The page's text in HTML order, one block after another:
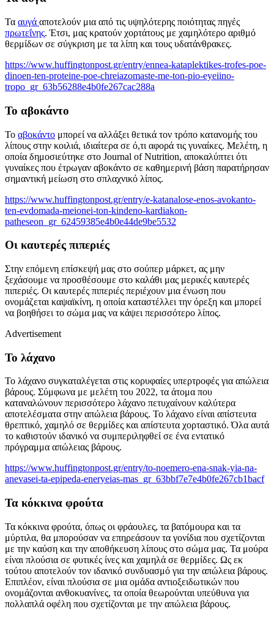
Τα αυγά αποτελούν μια από τις υψηλότερης ποιότητας πηγές
πρωτεΐνης. Έτσι, μας κρατούν χορτάτους με χαμηλότερο αριθμό
θερμίδων σε σύγκριση με τα λίπη και τους υδατάνθρακες.
https://www.huffingtonpost.gr/entry/ennea-kataplektikes-trofes-poe-
dinoen-ten-proteine-poe-chreiazomaste-me-ton-pio-eyeiino-
tropo_gr_63b56288e4b0fe267cac288a
Το αβοκάντο
Το αβοκάντο μπορεί να αλλάξει θετικά τον τρόπο κατανομής του
λίπους στην κοιλιά, ιδιαίτερα σε ό,τι αφορά τις γυναίκες. Μελέτη, η
οποία δημοσιεύτηκε στο Journal of Nutrition, αποκαλύπτει ότι
γυναίκες που έτρωγαν αβοκάντο σε καθημερινή βάση παρατήρησαν
σημαντική μείωση στο σπλαχνικό λίπος.
https://www.huffingtonpost.gr/entry/e-katanalose-enos-avokanto-
ten-evdomada-meionei-ton-kindeno-kardiakon-
patheseon_gr_62459385e4b0e44de9be5532
Οι καυτερές πιπεριές
Στην επόμενη επίσκεψή μας στο σούπερ μάρκετ, ας μην
ξεχάσουμε να προσθέσουμε στο καλάθι μας μερικές καυτερές
πιπεριές. Οι καυτερές πιπεριές περιέχουν μια ένωση που
ονομάζεται καψαϊκίνη, η οποία καταστέλλει την όρεξη και μπορεί
να βοηθήσει το σώμα μας να κάψει περισσότερο λίπος.
Advertisement
Το λάχανο
Το λάχανο συγκαταλέγεται στις κορυφαίες υπερτροφές για απώλεια
βάρους. Σύμφωνα με μελέτη του 2022, τα άτομα που
καταναλώνουν περισσότερο λάχανο πετυχαίνουν καλύτερα
αποτελέσματα στην απώλεια βάρους. Το λάχανο είναι απίστευτα
θρεπτικό, χαμηλό σε θερμίδες και απίστευτα χορταστικό. Όλα αυτά
το καθιστούν ιδανικό να συμπεριληφθεί σε ένα εντατικό
πρόγραμμα απώλειας βάρους.
https://www.huffingtonpost.gr/entry/to-noemero-ena-snak-yia-na-
anevasei-ta-epipeda-eneryeias-mas_gr_63bbf7e7e4b0fe267cb1bacf
Τα κόκκινα φρούτα
Τα κόκκινα φρούτα, όπως οι φράουλες, τα βατόμουρα και τα
μύρτιλα, θα μπορούσαν να επηρεάσουν τα γονίδια που σχετίζονται
με την καύση και την αποθήκευση λίπους στο σώμα μας. Τα μούρα
είναι πλούσια σε φυτικές ίνες και χαμηλά σε θερμίδες. Ως εκ
τούτου αποτελούν τον ιδανικό συνδυασμό για την απώλεια βάρους.
Επιπλέον, είναι πλούσια σε μια ομάδα αντιοξειδωτικών που
ονομάζονται ανθοκυανίνες, τα οποία θεωρούνται υπεύθυνα για
πολλαπλά οφέλη που σχετίζονται με την απώλεια βάρους.